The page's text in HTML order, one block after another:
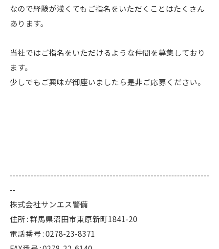
なので経験が浅くてもご指名をいただくことはたくさん
あります。
当社ではご指名をいただけるような仲間を募集しており
ます。
少しでもご興味が御座いましたら是非ご応募ください。
--------------------------------------------------------------------
--
株式会社サンエス警備
住所 : 群馬県沼田市東原新町1841-20
電話番号 : 0278-23-8371